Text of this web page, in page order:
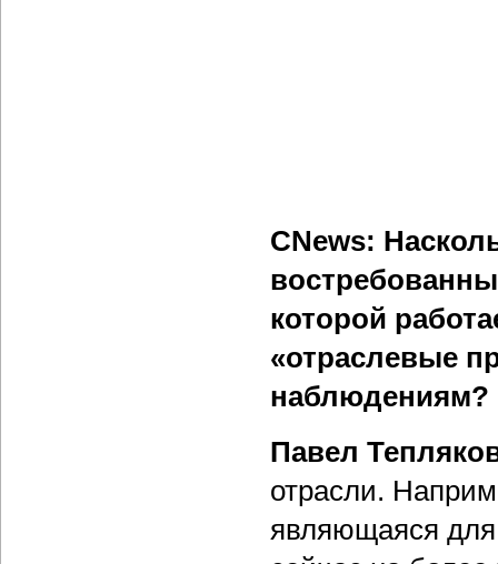
CNews:
которой
«отраслевые
наблюдениям?
Павел
отрасли.
являющаяся для